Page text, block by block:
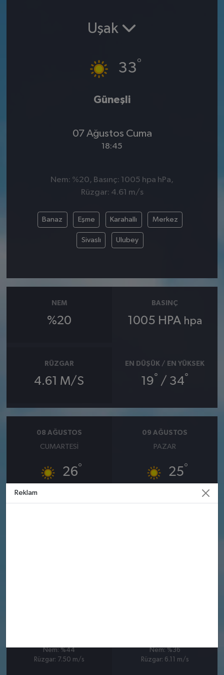
Uşak
33°
Güneşli
07 Ağustos Cuma
18:45
Nem: %20, Basınç: 1005 hpa hPa,
Rüzgar: 4.61 m/s
Banaz Eşme Karahallı Merkez
Sivaslı Ulubey
NEM
%20
BASINÇ
1005 HPA hpa
RÜZGAR
4.61 M/S
EN DÜŞÜK / EN YÜKSEK
19° / 34°
08 AĞUSTOS
CUMARTESI
26°
09 AĞUSTOS
PAZAR
25°
Nem: %44
Rüzgar: 7.50 m/s
Nem: %36
Rüzgar: 6.11 m/s
Reklam